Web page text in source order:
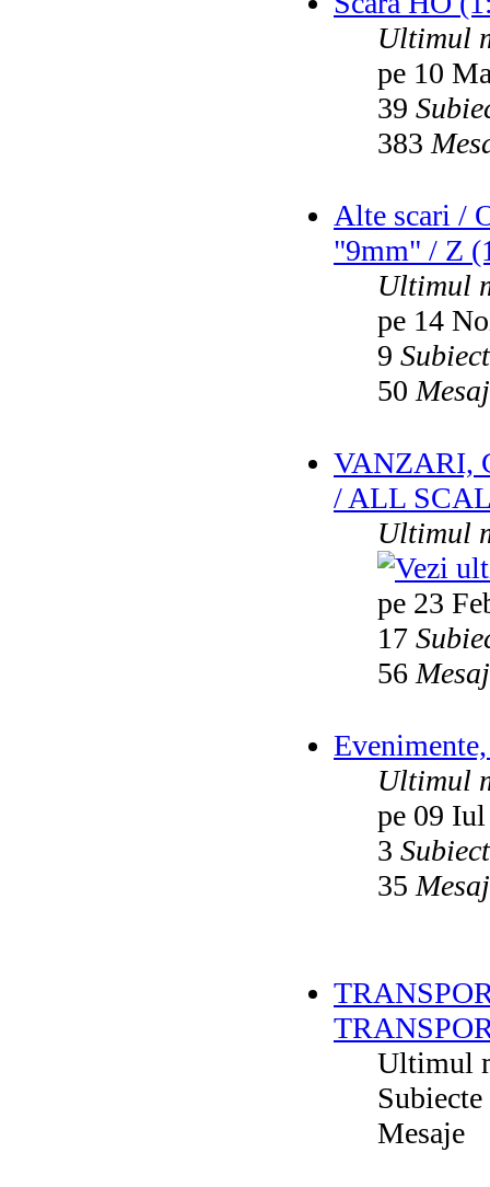
Ultimul
pe 10
39
383
Alte scari /
"9mm" / Z
Ultimul
pe 14
9
50
VANZARI,
/ ALL
Ultimul
pe 23
17
56
Ultimul
pe 09
3
35
Ultimul
Subiecte
Mesaje